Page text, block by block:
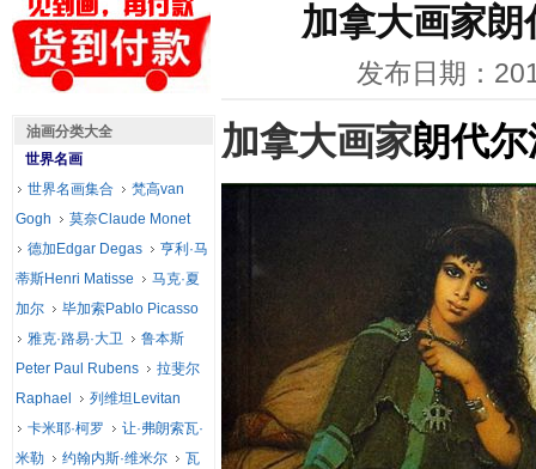
加拿大画家
发布日期：
加拿大画家朗代
油画分类大全
世界名画
世界名画集合
梵高van
Gogh
莫奈Claude Monet
德加Edgar Degas
亨利·马
蒂斯Henri Matisse
马克·夏
加尔
毕加索Pablo Picasso
雅克·路易·大卫
鲁本斯
Peter Paul Rubens
拉斐尔
Raphael
列维坦Levitan
卡米耶·柯罗
让·弗朗索瓦·
米勒
约翰内斯·维米尔
瓦